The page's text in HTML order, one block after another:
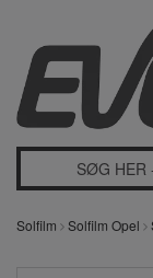
Solfilm Solfilm Opel